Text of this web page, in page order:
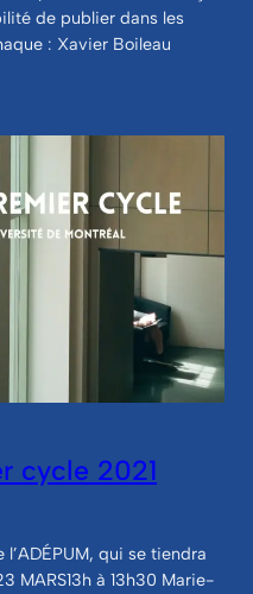
de publier dans les
: Xavier Boileau
cycle 2021
qui se tiendra
MARS13h à 13h30 Marie-